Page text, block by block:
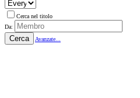
Cerca nel titolo
Da:
Cerca Avanzate...